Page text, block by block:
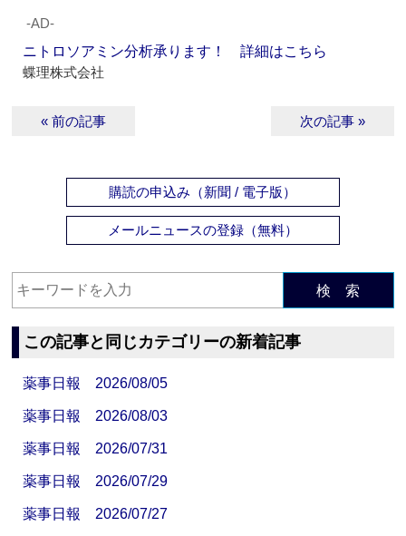
‐AD‐
ニトロソアミン分析承ります！ 詳細はこちら
蝶理株式会社
« 前の記事 次の記事 »
購読の申込み（新聞 / 電子版）
メールニュースの登録（無料）
検 索
この記事と同じカテゴリーの新着記事
薬事日報 2026/08/05
薬事日報 2026/08/03
薬事日報 2026/07/31
薬事日報 2026/07/29
薬事日報 2026/07/27